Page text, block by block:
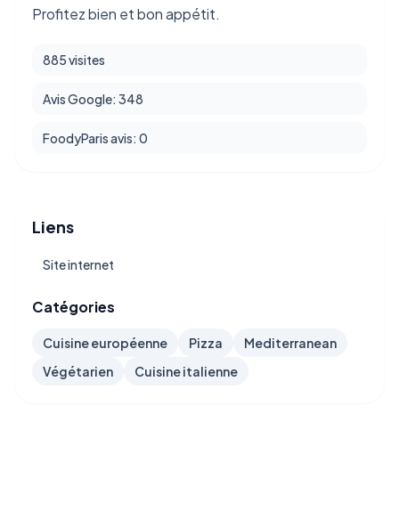
Profitez bien et bon appétit.
885 visites
Avis Google: 348
FoodyParis avis: 0
Liens
Site internet
Catégories
Cuisine européenne Pizza
Mediterranean
Végétarien
Cuisine italienne